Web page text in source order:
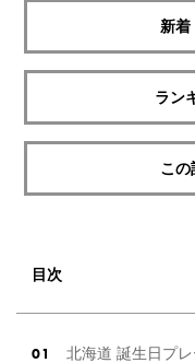
新着
ラン
この
目次
北海道 誕生日プ